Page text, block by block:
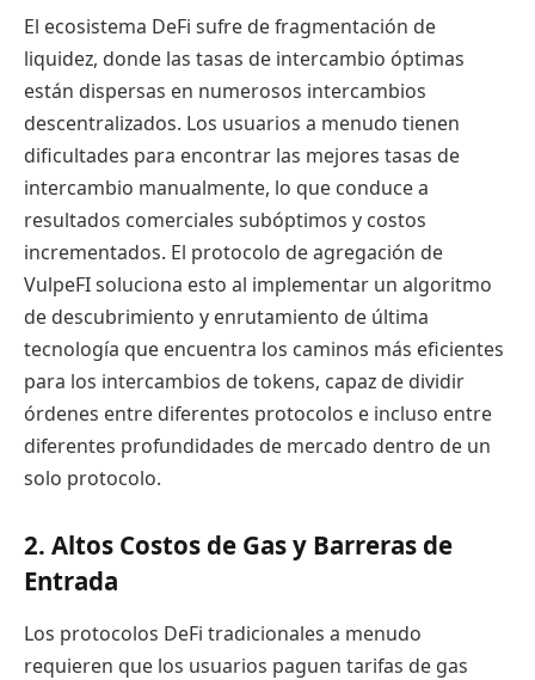
El ecosistema DeFi sufre de fragmentación de
liquidez, donde las tasas de intercambio óptimas
están dispersas en numerosos intercambios
descentralizados. Los usuarios a menudo tienen
dificultades para encontrar las mejores tasas de
intercambio manualmente, lo que conduce a
resultados comerciales subóptimos y costos
incrementados. El protocolo de agregación de
VulpeFI soluciona esto al implementar un algoritmo
de descubrimiento y enrutamiento de última
tecnología que encuentra los caminos más eficientes
para los intercambios de tokens, capaz de dividir
órdenes entre diferentes protocolos e incluso entre
diferentes profundidades de mercado dentro de un
solo protocolo.
2. Altos Costos de Gas y Barreras de
Entrada
Los protocolos DeFi tradicionales a menudo
requieren que los usuarios paguen tarifas de gas